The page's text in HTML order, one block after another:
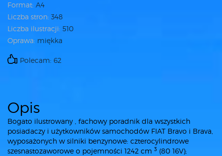
Format: A4
Liczba stron: 348
Liczba ilustracji: 510
Oprawa: miękka
Polecam: 62
Opis
Bogato ilustrowany , fachowy poradnik dla wszystkich
posiadaczy i użytkowników samochodów FIAT Bravo i Brava,
wyposażonych w silniki benzynowe: czterocylindrowe
szesnastozaworowe o pojemności 1242 cm 3 (80 16V);